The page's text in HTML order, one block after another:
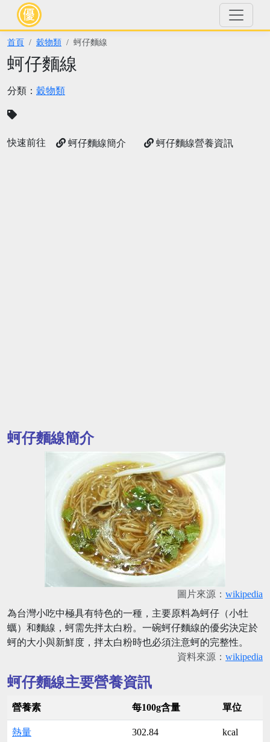
首頁 穀物類 蚵仔麵線
蚵仔麵線
分類： 穀物類
快速前往 蚵仔麵線簡介 蚵仔麵線營養資訊
蚵仔麵線簡介
圖片來源： wikipedia
為台灣小吃中極具有特色的一種，主要原料為蚵仔（小牡
蠣）和麵線，蚵需先拌太白粉。一碗蚵仔麵線的優劣決定於
蚵的大小與新鮮度，拌太白粉時也必須注意蚵的完整性。
資料來源： wikipedia
蚵仔麵線主要營養資訊
營養素 每100g含量 單位
熱量 302.84 kcal